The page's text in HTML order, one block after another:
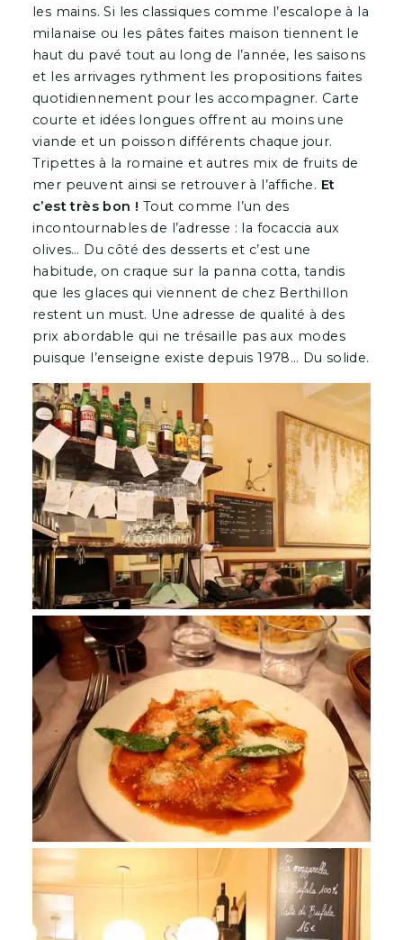
les mains. Si les classiques comme l’escalope à la
milanaise ou les pâtes faites maison tiennent le
haut du pavé tout au long de l’année, les saisons
et les arrivages rythment les propositions faites
quotidiennement pour les accompagner. Carte
courte et idées longues offrent au moins une
viande et un poisson différents chaque jour.
Tripettes à la romaine et autres mix de fruits de
mer peuvent ainsi se retrouver à l’affiche. Et
c’est très bon ! Tout comme l’un des
incontournables de l’adresse : la focaccia aux
olives… Du côté des desserts et c’est une
habitude, on craque sur la panna cotta, tandis
que les glaces qui viennent de chez Berthillon
restent un must. Une adresse de qualité à des
prix abordable qui ne trésaille pas aux modes
puisque l’enseigne existe depuis 1978… Du solide.